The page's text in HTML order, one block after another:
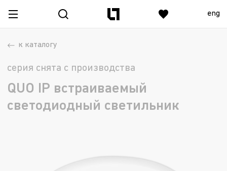
eng
к каталогу
серия снята с производства
QUO IP встраиваемый
светодиодный светильник